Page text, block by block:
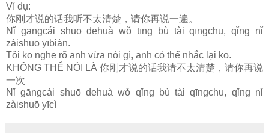
Ví dụ:
你刚才说的话我听不太清楚，请你再说一遍。
Nǐ gāngcái shuō dehuà wǒ tīng bù tài qīngchu, qǐng nǐ
zàishuō yībiàn.
Tôi ko nghe rõ anh vừa nói gì, anh có thể nhắc lại ko.
KHÔNG THỂ NÓI LÀ 你刚才说的话我请不太清楚，请你再说
一次
Nǐ gāngcái shuō dehuà wǒ qǐng bù tài qīngchu, qǐng nǐ
zàishuō yīcì